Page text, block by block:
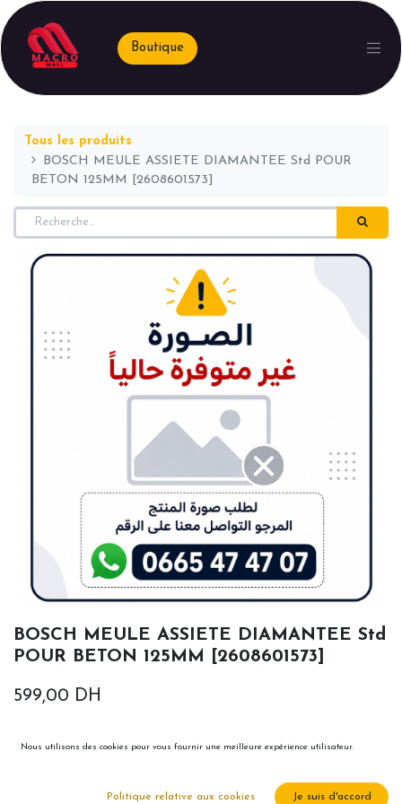
Boutique
Tous les produits
BOSCH MEULE ASSIETE DIAMANTEE Std POUR
BETON 125MM [2608601573]
BOSCH MEULE ASSIETE DIAMANTEE Std
POUR BETON 125MM [2608601573]
599,00 DH
Nous utilisons des cookies pour vous fournir une meilleure expérience utilisateur.
Politique relative aux cookies Je suis d'accord